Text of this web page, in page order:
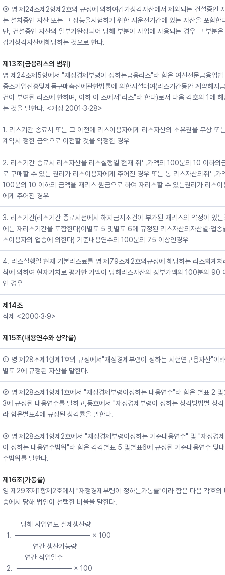
③ 영 제24조제2항제2호의 규정에 의하여감가상각자산에서 제외되는 건설중인
는 설치중인 자산 또는 그 성능을시험하기 위한 시운전기간에 있는 자산을 포함한
만, 건설중인 자산의 일부가완성되어 당해 부분이 사업에 사용되는 경우 그 부분
감가상각자산에해당하는 것으로 한다.
제13조(금융리스의 범위)
영 제24조제5항에서 "재정경제부령이 정하는금융리스"라 함은 여신전문금융업법
중소기업진흥및제품구매촉진에관한법률에 의한시설대여(리스기간동안 계약해지
건이 부여된 리스에 한하며, 이하 이 조에서"리스"라 한다)로서 다음 각호의 1에 해
는 것을 말한다. <개정 2001·3·28>
1. 리스기간 종료시 또는 그 이전에 리스이용자에게 리스자산의 소유권을 무상 또
계약시 정한 금액으로 이전할 것을 약정한 경우
2. 리스기간 종료시 리스자산을 리스실행일 현재 취득가액의 100분의 10 이하의
로 구매할 수 있는 권리가 리스이용자에게 주어진 경우 또는 동 리스자산의취득가
100분의 10 이하의 금액을 재리스 원금으로 하여 재리스할 수 있는권리가 리스이
에게 주어진 경우
3. 리스기간(리스기간 종료시점에서 해지금지조건이 부가된 재리스의 약정이 있는
에는 재리스기간을 포함한다)이별표 5 및별표 6에 규정된 리스자산의자산별·업종
스이용자의 업종에 의한다) 기준내용연수의 100분의 75 이상인경우
4. 리스실행일 현재 기본리스료를 영 제79조제2호의규정에 해당하는 리스회계처
칙에 의하여 현재가치로 평가한 가액이 당해리스자산의 장부가액의 100분의 90
인 경우
제14조
삭제 <2000·3·9>
제15조(내용연수와 상각률)
① 영 제28조제1항제1호의 규정에서"재정경제부령이 정하는 시험연구용자산"이
별표 2에 규정된 자산을 말한다.
② 영 제28조제1항제1호에서 "재정경제부령이정하는 내용연수"라 함은 별표 2 및
3에 규정된 내용연수를 말하고,동호에서 "재정경제부령이 정하는 상각방법별 상
라 함은별표4에 규정된 상각률을 말한다.
③ 영 제28조제1항제2호에서 "재정경제부령이정하는 기준내용연수" 및 "재정경
이 정하는 내용연수범위"라 함은 각각별표 5 및별표6에 규정된 기준내용연수 및
수범위를 말한다.
제16조(가동률)
영 제29조제1항제2호에서 "재정경제부령이 정하는가동률"이라 함은 다음 각호의
중에서 당해 법인이 선택한 비율을 말한다.
         당해 사업연도 실제생산량
  1.  ─────────────── × 100
               연간 생산가능량
           연간 작업일수
  2.  ─────────── × 100